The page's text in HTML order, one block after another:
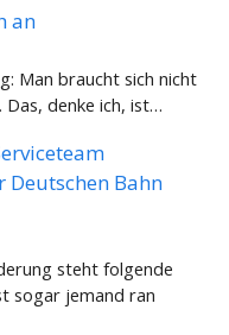
an
Man braucht sich nicht
Das, denke ich, ist…
Deutschen Bahn
steht folgende
sogar jemand ran